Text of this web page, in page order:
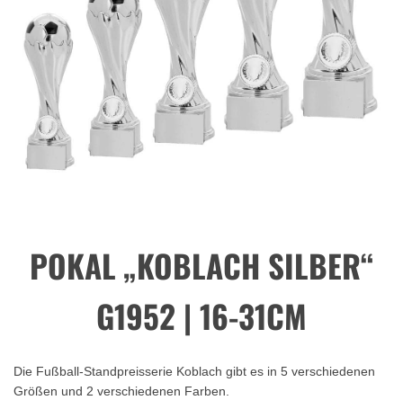
POKAL „KOBLACH SILBER“
G1952 | 16-31CM
Die Fußball-Standpreisserie Koblach gibt es in 5 verschiedenen
Größen und 2 verschiedenen Farben.